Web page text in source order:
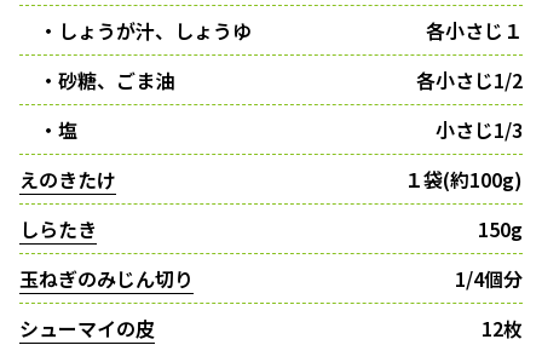
・しょうが汁、しょうゆ
各小さじ１
・砂糖、ごま油
各小さじ1/2
・塩
小さじ1/3
えのきたけ
１袋(約100g)
しらたき
150g
玉ねぎのみじん切り
1/4個分
シューマイの皮
12枚